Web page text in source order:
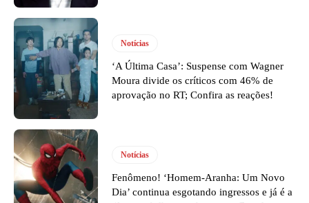
Notícias
‘A Última Casa’: Suspense com Wagner
Moura divide os críticos com 46% de
aprovação no RT; Confira as reações!
Notícias
Fenômeno! ‘Homem-Aranha: Um Novo
Dia’ continua esgotando ingressos e já é a